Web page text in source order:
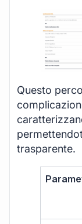
Questo
trasparente.